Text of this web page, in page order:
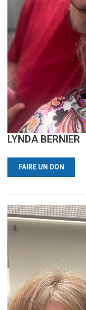
LYNDA BERNIER
FAIRE UN DON